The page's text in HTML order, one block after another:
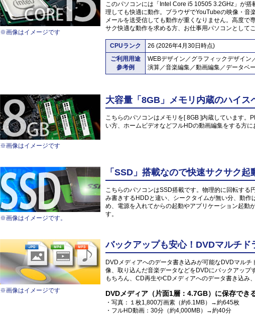
※画像はイメージです
このパソコンには「Intel Core i5 10505 3.2GHz」が
理しても快適に動作。ブラウザでYouTubeの映像・音
メールを送受信しても動作が重くなりません。高度で
サク快適な動作を求める方、お仕事用パソコンとして
CPUランク
26 (2026年4月30日時点)
ご利用用途
参考例
WEBデザイン／グラフィックデザイ
演算／音楽編集／動画編集／データ
※画像はイメージです
大容量「8GB」メモリ内蔵のハイス
こちらのパソコンはメモリを[ 8GB ]内蔵しています。
い方、ホームビデオなどフルHDの動画編集をする方に
※画像はイメージです。
「SSD」搭載なので快速サクサク起
こちらのパソコンはSSD搭載です。物理的に回転する
み書きするHDDと違い、シークタイムが無い分、動作
め、電源を入れてからの起動やアプリケーション起動
す。
※画像はイメージです
バックアップも安心！DVDマルチド
DVDメディアへのデータ書き込みが可能なDVDマル
像、取り込んだ音楽データなどをDVDにバックアップ
もちろん、CD再生やCDメディアへのデータ書き込み
DVDメディア（片面1層：4.7GB）に保存でき
・写真：１枚1,800万画素（約6.1MB）→約645枚
・フルHD動画：30分（約4,000MB）→約40分